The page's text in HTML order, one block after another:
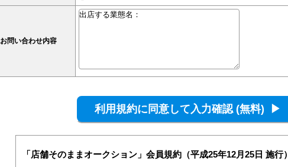
お問い合わせ内容
「店舗そのままオークション」会員規約（平成25年12月25日 施行）